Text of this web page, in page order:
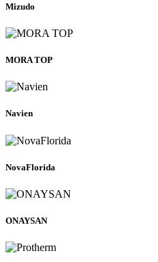
Mizudo
MORA TOP
Navien
NovaFlorida
ONAYSAN